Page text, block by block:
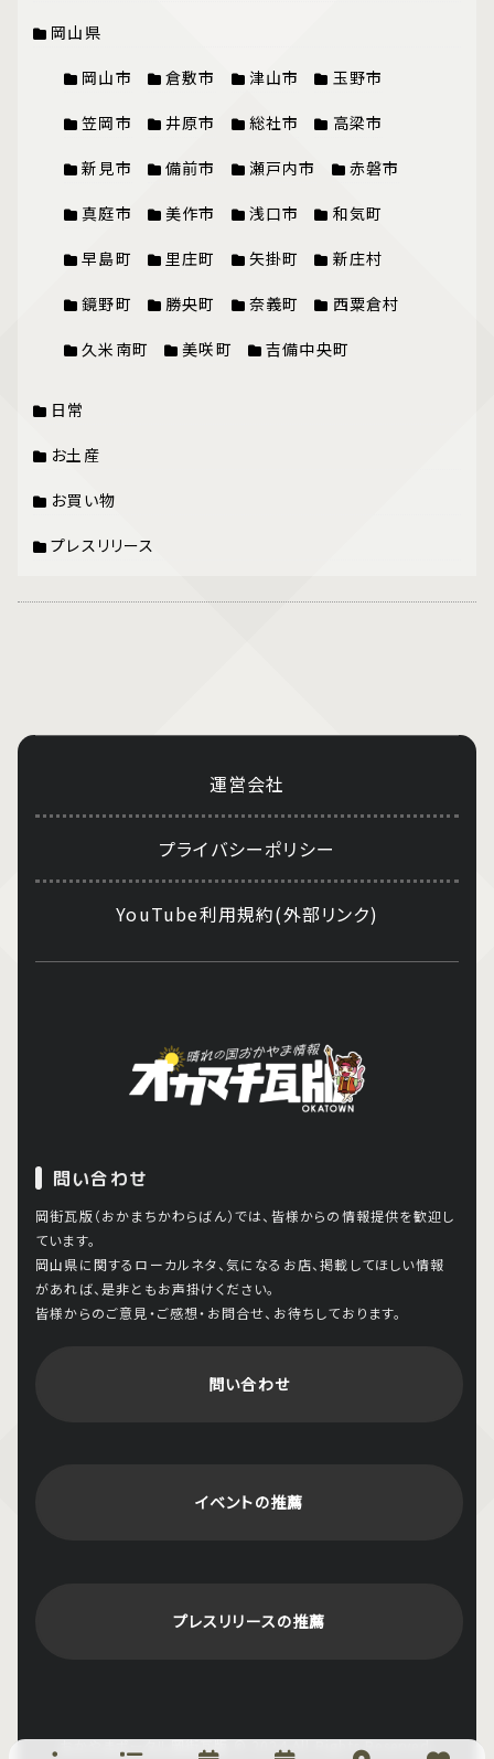
岡山県
岡山市 倉敷市 津山市 玉野市
笠岡市 井原市 総社市 高梁市
新見市 備前市 瀬戸内市 赤磐市
真庭市 美作市 浅口市 和気町
早島町 里庄町 矢掛町 新庄村
鏡野町 勝央町 奈義町 西粟倉村
久米南町 美咲町 吉備中央町
日常
お土産
お買い物
プレスリリース
運営会社
プライバシーポリシー
YouTube利用規約(外部リンク)
問い合わせ
岡街瓦版（おかまちかわらばん）では、皆様からの情報提供を歓迎し
ています。
岡山県に関するローカルネタ、気になるお店、掲載してほしい情報
があれば、是非ともお声掛けください。
皆様からのご意見・ご感想・お問合せ、お待ちしております。
問い合わせ
イベントの推薦
プレスリリースの推薦
おかやまポータル岡街瓦版© 2024 All Rights Reserved.